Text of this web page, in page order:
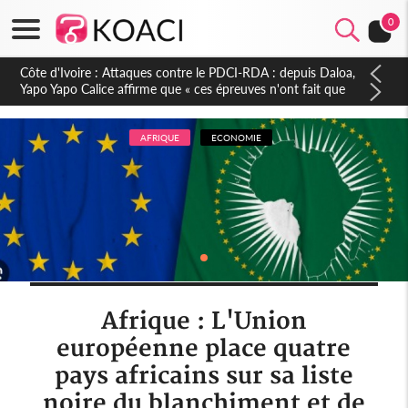
0
Côte d'Ivoire : Le Colonel-Major Fofié Kouakou est décédé,
l'armée perd une figure de la 2e Région militaire
AFRIQUE ECONOMIE
Afrique : L'Union
européenne place quatre
pays africains sur sa liste